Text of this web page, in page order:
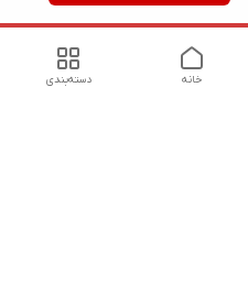
دسته‌بندی خانه